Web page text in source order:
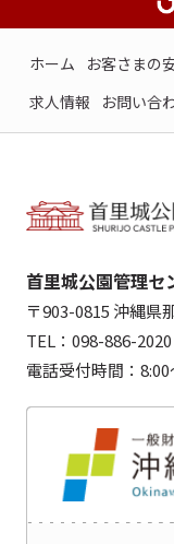
ホーム お客さまの
求人情報
お問い合
首里城公園管理セ
〒903-0815 沖縄県
TEL：098-886-
電話受付時間：8:00